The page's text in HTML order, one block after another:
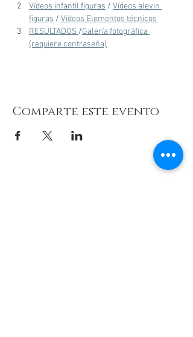
Vídeos infantil figuras / Vídeos alevin
figuras / Vídeos Elementos técnicos
RESULTADOS /Galería fotográfica
(requiere contraseña)
Comparte este evento